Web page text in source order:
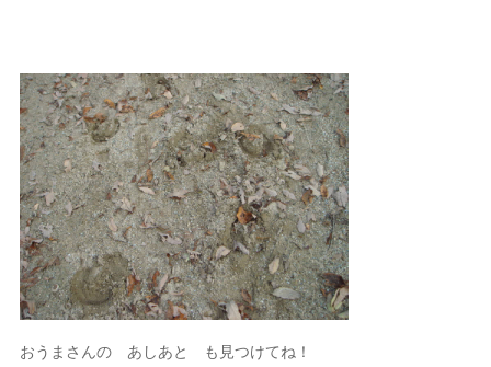
おうまさんの あしあと も見つけてね！